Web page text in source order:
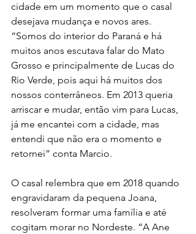
cidade em um momento que o casal
desejava mudança e novos ares.
“Somos do interior do Paraná e há
muitos anos escutava falar do Mato
Grosso e principalmente de Lucas do
Rio Verde, pois aqui há muitos dos
nossos conterrâneos. Em 2013 queria
arriscar e mudar, então vim para Lucas,
já me encantei com a cidade, mas
entendi que não era o momento e
retornei” conta Marcio.
O casal relembra que em 2018 quando
engravidaram da pequena Joana,
resolveram formar uma família e até
cogitam morar no Nordeste. “A Ane